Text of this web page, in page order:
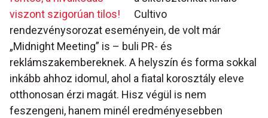
viszont szigorúan tilos!
Cultivo
rendezvénysorozat eseményein, de volt már
„Midnight Meeting” is – buli PR- és
reklámszakembereknek. A helyszín és forma sokkal
inkább ahhoz idomul, ahol a fiatal korosztály eleve
otthonosan érzi magát. Hisz végül is nem
feszengeni, hanem minél eredményesebben